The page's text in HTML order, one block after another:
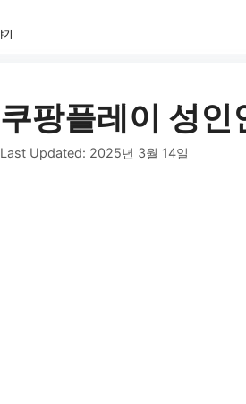
쿠팡플레이 성인
Last Updated: 2025년 3월 14일